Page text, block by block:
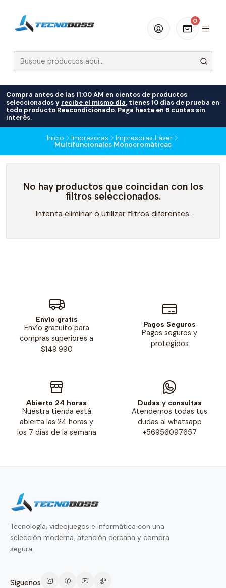
0
Compra antes de las 11:00 AM en cientos de productos
seleccionados y recibe el mismo día, tienes 10 días de prueba en
todo producto Reacondicionado. Paga hasta en 6 cuotas sin
interés.
Inicio Impresoras Impresoras Láser
Multifuncionales Monocromáticas
No hay productos que coincidan con los
filtros seleccionados.
Intenta eliminar o utilizar filtros diferentes.
Envío gratis
Envío gratuito para
compras superiores a
$149.990
Pagos Seguros
Pagos seguros y
protegidos
Abierto 24 horas
Nuestra tienda está
abierta las 24 horas y
los 7 días de la semana
Dudas y consultas
Atendemos todas tus
dudas al whatsapp
+56956097657
Tecnología, videojuegos e informática con una
selección moderna, atención cercana y compra
segura.
Síguenos